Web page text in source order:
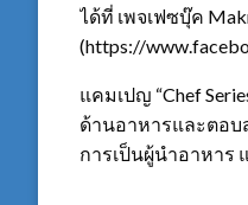
ได้ที่ เพจเฟซบุ๊ค
(https://
แคมเปญ “Chef
ด้านอาหารและตอ
การเป็นผู้นำอาหา